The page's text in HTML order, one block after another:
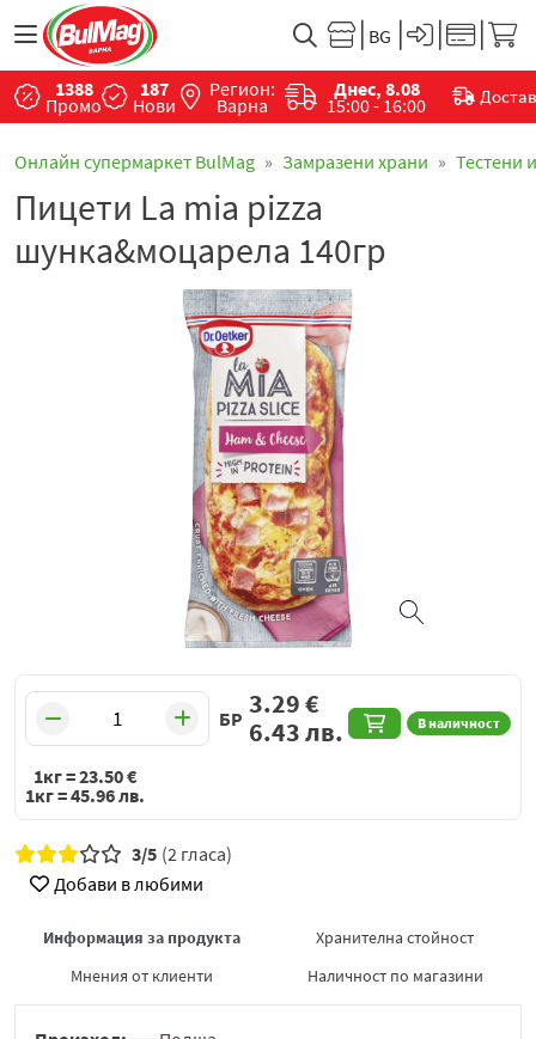
1388
Промо
187
Нови
Регион:
Варна
Днес, 8.08
15:00 - 16:00
Онлайн супермаркет BulMag Замразени храни Тестени
Пицети La mia pizza
шунка&моцарела 140гр
БР В наличност
3.29€
6.43лв.
1кг =23.50€
1кг =45.96лв.
3/5 (2 гласа)
Добави в любими
Информация за продукта
Хранителна стойност
Мнения от клиенти
Наличност по магазини